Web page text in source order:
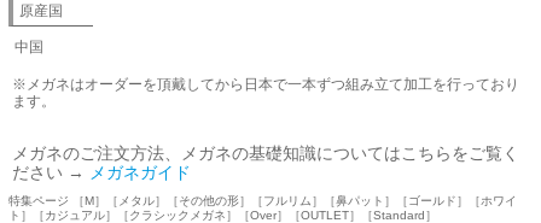
原産国
中国
※メガネはオーダーを頂戴してから日本で一本ずつ組み立て加工を行っており
ます。
メガネのご注文方法、メガネの基礎知識についてはこちらをご覧く
ださい →
メガネガイド
特集ページ ［M］［メタル］［その他の形］［フルリム］［鼻パット］［ゴールド］［ホワイ
ト］［カジュアル］［クラシックメガネ］［Over］［OUTLET］［Standard］